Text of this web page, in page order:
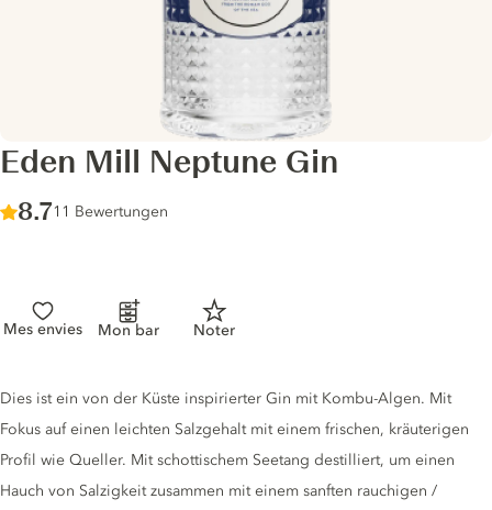
Eden Mill Neptune Gin
Score :
8.7/ 10
11 Bewertungen
Mes envies Mon bar Noter
Gin description
Dies ist ein von der Küste inspirierter Gin mit Kombu-Algen. Mit
Fokus auf einen leichten Salzgehalt mit einem frischen, kräuterigen
Profil wie Queller. Mit schottischem Seetang destilliert, um einen
Hauch von Salzigkeit zusammen mit einem sanften rauchigen /